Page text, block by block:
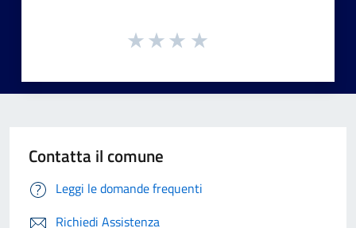
Contatta il comune
Leggi le domande frequenti
Richiedi Assistenza